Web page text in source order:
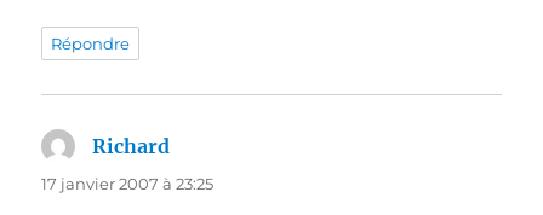
Répondre
Richard
17 janvier 2007 à 23:25